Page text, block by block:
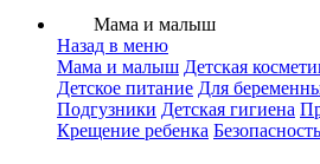
Мама и малыш
Назад в меню
Мама и малыш Детская
Детское питание Для
Подгузники Детская гигиена
Крещение ребенка